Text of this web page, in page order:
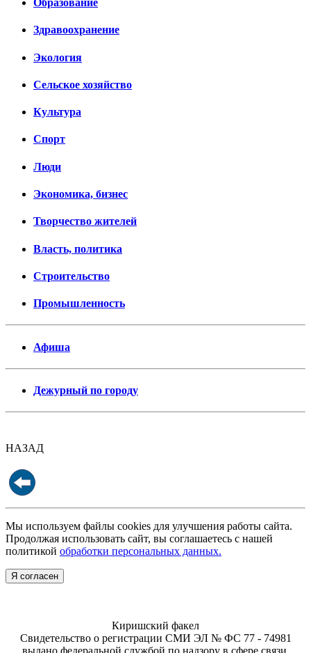
Образование
Здравоохранение
Экология
Сельское хозяйство
Культура
Спорт
Люди
Экономика, бизнес
Творчество жителей
Власть, политика
Строительство
Промышленность
Афиша
Дежурный по городу
НАЗАД
Мы используем файлы cookies для улучшения работы сайта.
Продолжая использовать сайт, вы соглашаетесь с нашей
политикой обработки персональных данных.
Я согласен
Киришский факел
Свидетельство о регистрации СМИ ЭЛ № ФС 77 - 74981